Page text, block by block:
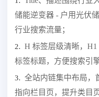
储能逆变器 - 户用光伏
行业搜索流量；
2. H 标签层级清晰，
标签标题，方便搜索引
3. 全站内链集中布局，
指向栏目页，提升类目